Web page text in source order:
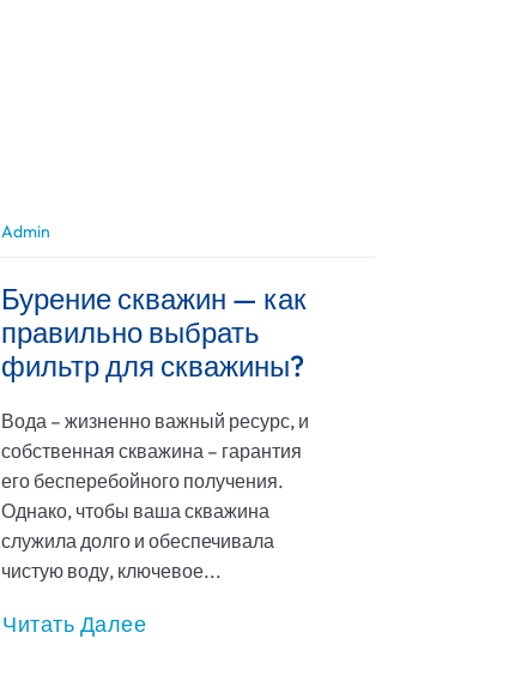
Admin
Бурение скважин — как
правильно выбрать
фильтр для скважины?
Вода – жизненно важный ресурс, и
собственная скважина – гарантия
его бесперебойного получения.
Однако, чтобы ваша скважина
служила долго и обеспечивала
чистую воду, ключевое...
Читать Далее